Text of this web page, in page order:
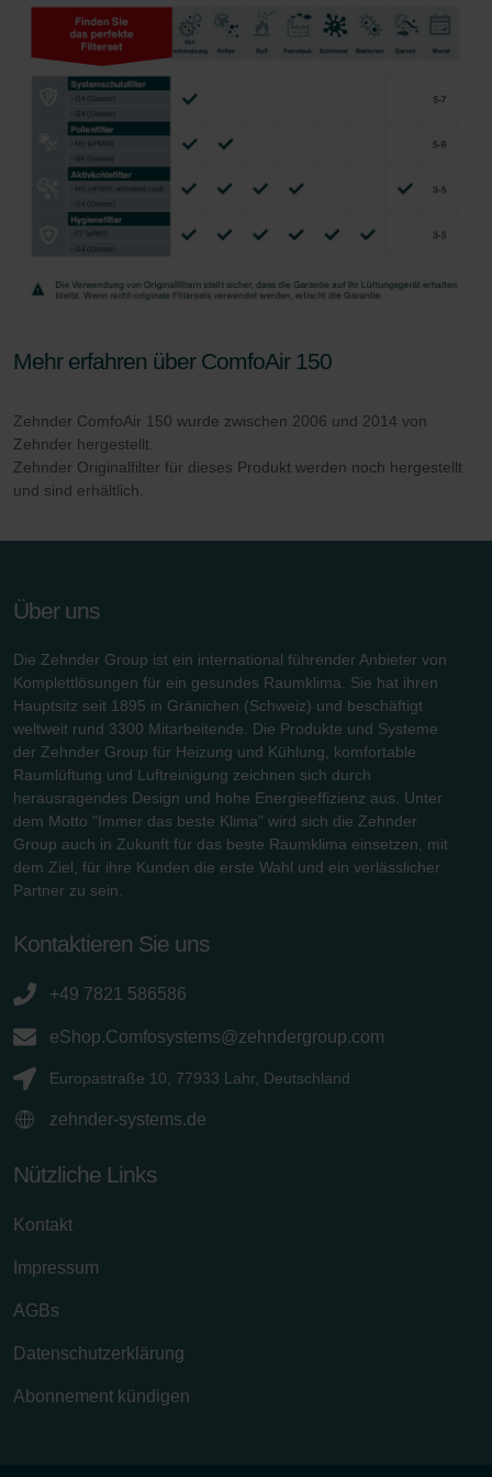
Zehnder Group AG: Data Privacy
Zehnder Group België nv/sa: Déclarations de confidentialité
Zehnder Group Czech Republic s.r.o.: Zásady ochrany
osobních údajů
Zehnder Group France: Protection des données
Zehnder Group Ibérica SAU: Política de privacidad
Zehnder Group Italia S.r.l.: Privacy
Zehnder Group İç Mekan İklimlendirme Sanayi ve Ticaret
Limitet Şirketi: Web Sitesi Çerezleri
Zehnder Group Nederland bv: Privacyverklaringen
Zehnder Group Schweiz AG: Datenschutz
Zehnder Group UK Limited: Privacy Policy
Mehr erfahren über ComfoAir 150
Zehnder ComfoAir 150 wurde zwischen 2006 und 2014 von
Zehnder hergestellt.
Zehnder Originalfilter für dieses Produkt werden noch hergestellt
und sind erhältlich.
Über uns
Die Zehnder Group ist ein international führender Anbieter von
Komplettlösungen für ein gesundes Raumklima. Sie hat ihren
Hauptsitz seit 1895 in Gränichen (Schweiz) und beschäftigt
weltweit rund 3300 Mitarbeitende. Die Produkte und Systeme
der Zehnder Group für Heizung und Kühlung, komfortable
Raumlüftung und Luftreinigung zeichnen sich durch
herausragendes Design und hohe Energieeffizienz aus. Unter
dem Motto "Immer das beste Klima" wird sich die Zehnder
Group auch in Zukunft für das beste Raumklima einsetzen, mit
dem Ziel, für ihre Kunden die erste Wahl und ein verlässlicher
Partner zu sein.
Kontaktieren Sie uns
+49 7821 586586
eShop.Comfosystems@zehndergroup.com
Europastraße 10, 77933 Lahr, Deutschland
zehnder-systems.de
Nützliche Links
Kontakt
Impressum
AGBs
Datenschutzerklärung
Abonnement kündigen